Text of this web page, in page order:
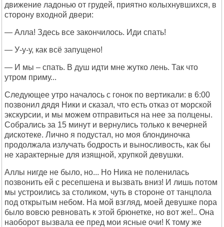
движение ладонью от грудей, приятно колыхнувшихся, в
сторону входной двери:
— Алла! Здесь все закончилось. Иди спать!
— У-у-у, как всё запущено!
— И мы – спать. В душ идти мне жутко лень. Так что
утром приму...
Следующее утро началось с гонок по вертикали: в 6:00
позвонил дядя Ники и сказал, что есть отказ от морской
экскурсии, и мы можем отправиться на нее за полцены.
Собрались за 15 минут и вернулись только к вечерней
дискотеке. Лично я подустал, но моя блондиночка
продолжала излучать бодрость и выносливость, как бы
не характерные для изящной, хрупкой девушки.
Аллы нигде не было, но... Но Ника не поленилась
позвонить ей с ресепшена и вызвать вниз! И лишь потом
мы устроились за столиком, чуть в стороне от танцпола
под открытым небом. На мой взгляд, моей девушке пора
было вовсю ревновать к этой брюнетке, но вот же!.. Она
наоборот вызвала ее пред мои ясные очи! К тому же